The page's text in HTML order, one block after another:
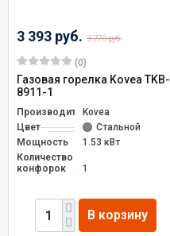
3 393 руб. 3 770 руб.
(0)
Газовая горелка Kovea TKB-
8911-1
ПроизводительKovea
Цвет
Стальной
Мощность
1.53 кВт
Количество
конфорок
1
В корзину